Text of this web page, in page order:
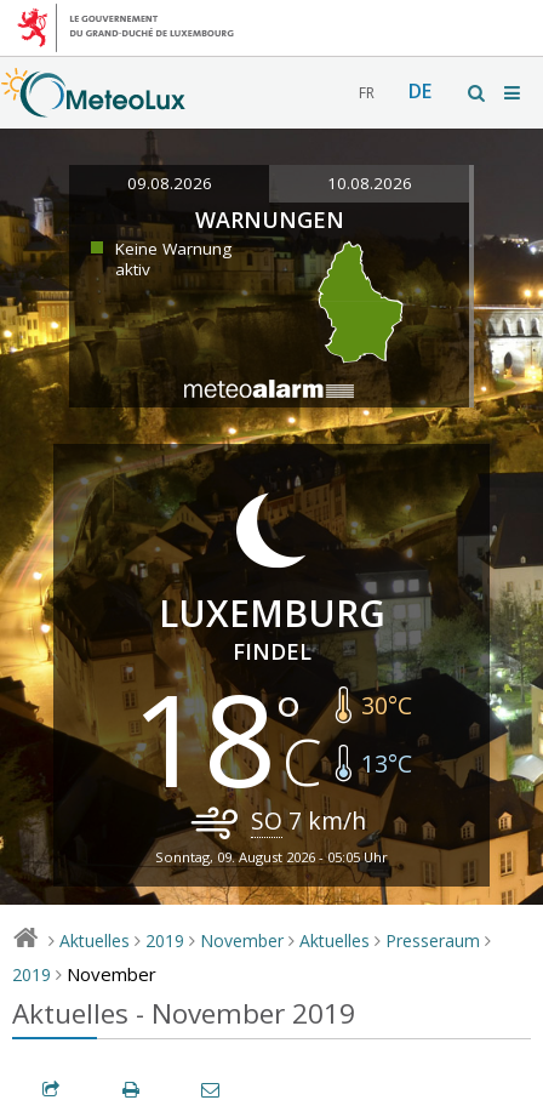
FR DE
09.08.2026 10.08.2026
WARNUNGEN
Keine Warnung
aktiv
LUXEMBURG
FINDEL
18 30°C
13°C
SO7 km/h
Sonntag, 09. August 2026 - 05:05 Uhr
> Aktuelles > 2019 > November > Aktuelles > Presseraum >
2019 > November
Aktuelles - November 2019